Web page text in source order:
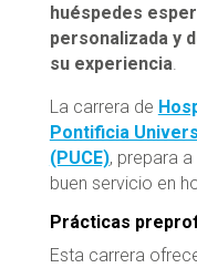
huéspedes
personalizada y
su experiencia.
La carrera de
Pontificia
(PUCE), prepara
buen servicio en
Prácticas
Esta carrera